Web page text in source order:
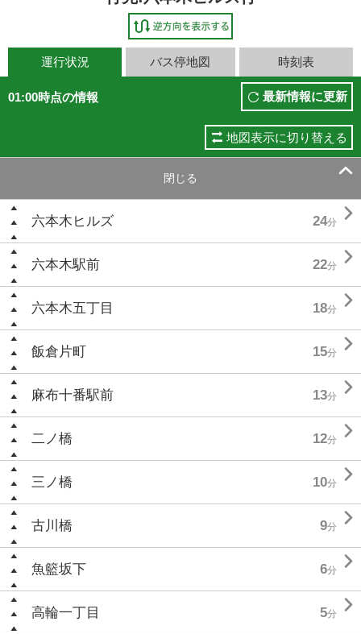
運行状況 バス停地図 時刻表
01:00時点の情報 最新情報に更新
地図表示に切り替える
閉じる 
六本木ヒルズ 24分 
六本木駅前 22分 
六本木五丁目 18分 
飯倉片町 15分 
麻布十番駅前 13分 
二ノ橋 12分 
三ノ橋 10分 
古川橋 9分 
魚籃坂下 6分 
高輪一丁目 5分 